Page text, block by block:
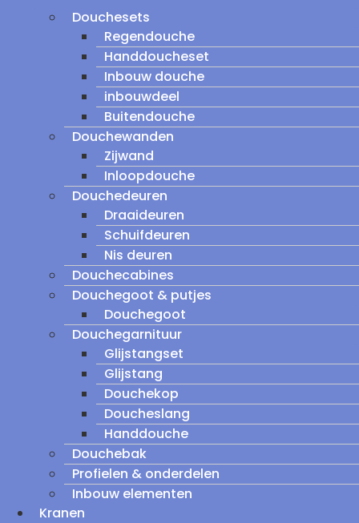
Douchesets
Regendouche
Handdoucheset
Inbouw douche
inbouwdeel
Buitendouche
Douchewanden
Zijwand
Inloopdouche
Douchedeuren
Draaideuren
Schuifdeuren
Nis deuren
Douchecabines
Douchegoot & putjes
Douchegoot
Douchegarnituur
Glijstangset
Glijstang
Douchekop
Doucheslang
Handdouche
Douchebak
Profielen & onderdelen
Inbouw elementen
Kranen